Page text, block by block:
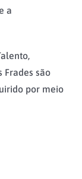
a
Frades são
por meio